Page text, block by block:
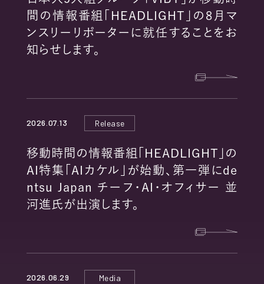
間の情報番組「HEADLIGHT」の8月マ
ンスリーリポーターに就任することをお
知らせします。
2026.07.13 Release
移動時間の情報番組「HEADLIGHT」の
AI特集「AIカケル」が始動、第一弾にde
ntsu Japan チーフ・AI・オフィサー 並
河進氏が出演します。
2026.06.29 Media